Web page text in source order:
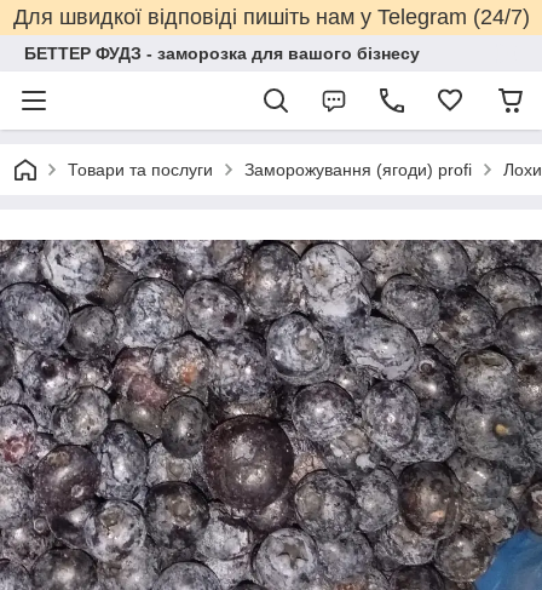
Для швидкої відповіді пишіть нам у Telegram (24/7)
БЕТТЕР ФУДЗ - заморозка для вашого бізнесу
Товари та послуги Заморожування (ягоди) profi